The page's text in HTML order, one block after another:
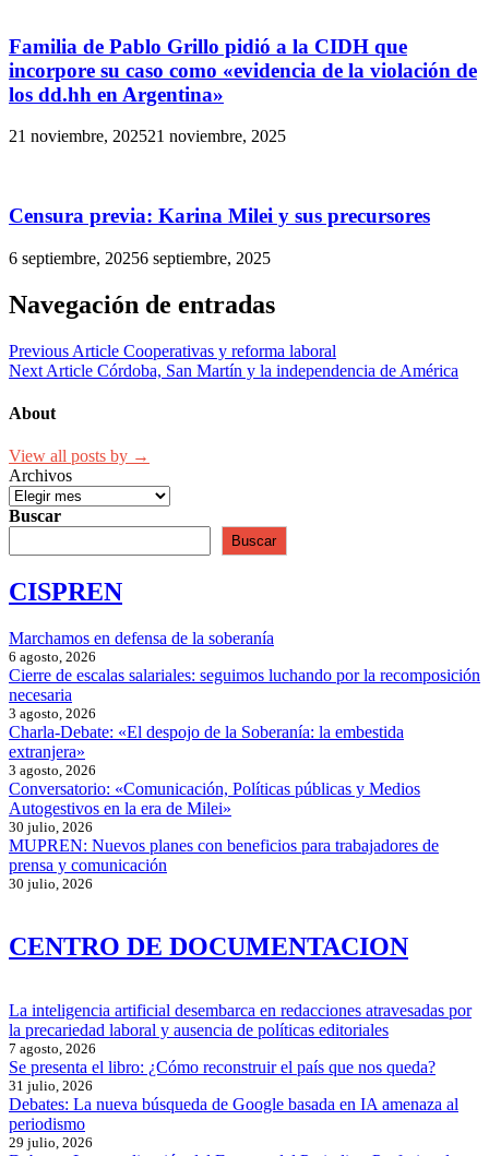
Familia de Pablo Grillo pidió a la CIDH que
incorpore su caso como «evidencia de la violación de
los dd.hh en Argentina»
21 noviembre, 202521 noviembre, 2025
Censura previa: Karina Milei y sus precursores
6 septiembre, 20256 septiembre, 2025
Navegación de entradas
Previous Article Cooperativas y reforma laboral
Next Article Córdoba, San Martín y la independencia de América
About
View all posts by →
Archivos
Buscar
Buscar
CISPREN
Marchamos en defensa de la soberanía
6 agosto, 2026
Cierre de escalas salariales: seguimos luchando por la recomposición
necesaria
3 agosto, 2026
Charla-Debate: «El despojo de la Soberanía: la embestida
extranjera»
3 agosto, 2026
Conversatorio: «Comunicación, Políticas públicas y Medios
Autogestivos en la era de Milei»
30 julio, 2026
MUPREN: Nuevos planes con beneficios para trabajadores de
prensa y comunicación
30 julio, 2026
CENTRO DE DOCUMENTACION
La inteligencia artificial desembarca en redacciones atravesadas por
la precariedad laboral y ausencia de políticas editoriales
7 agosto, 2026
Se presenta el libro: ¿Cómo reconstruir el país que nos queda?
31 julio, 2026
Debates: La nueva búsqueda de Google basada en IA amenaza al
periodismo
29 julio, 2026